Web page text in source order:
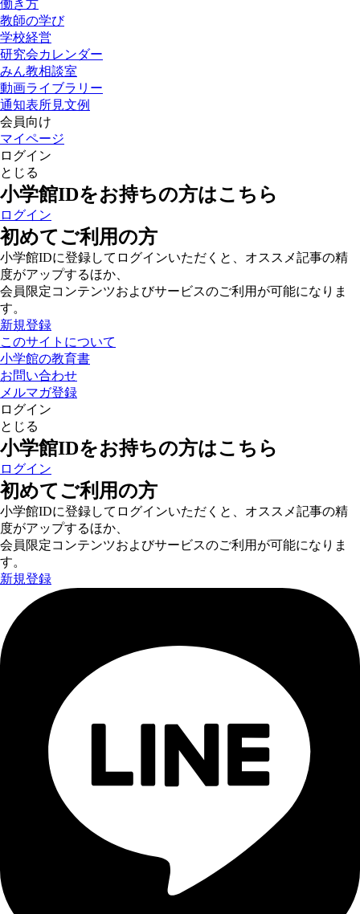
働き方
教師の学び
学校経営
研究会カレンダー
みん教相談室
動画ライブラリー
通知表所見文例
会員向け
マイページ
ログイン
とじる
小学館IDをお持ちの方はこちら
ログイン
初めてご利用の方
小学館IDに登録してログインいただくと、オススメ記事の精
度がアップするほか、
会員限定コンテンツおよびサービスのご利用が可能になりま
す。
新規登録
このサイトについて
小学館の教育書
お問い合わせ
メルマガ登録
ログイン
とじる
小学館IDをお持ちの方はこちら
ログイン
初めてご利用の方
小学館IDに登録してログインいただくと、オススメ記事の精
度がアップするほか、
会員限定コンテンツおよびサービスのご利用が可能になりま
す。
新規登録